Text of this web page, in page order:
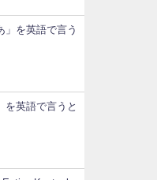
」を英語で言う
を英語で言うと